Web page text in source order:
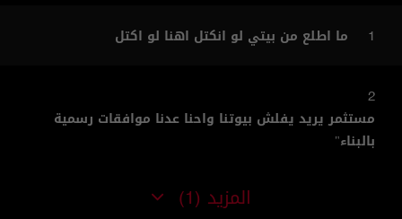
1 ما اطلع من بيتي لو انكتل اهنا لو اكتل
2
مستثمر يريد يفلش بيوتنا واحنا عدنا موافقات رسمية
بالبناء"
المزيد (1)